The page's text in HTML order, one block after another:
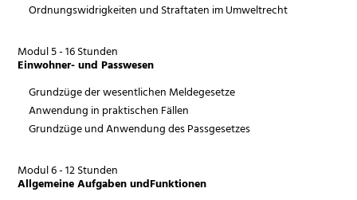
Ordnungswidrigkeiten und Straftaten im Umweltrecht
Modul 5 - 16 Stunden
Einwohner- und Passwesen
Grundzüge der wesentlichen Meldegesetze
Anwendung in praktischen Fällen
Grundzüge und Anwendung des Passgesetzes
Modul 6 - 12 Stunden
Allgemeine Aufgaben undFunktionen